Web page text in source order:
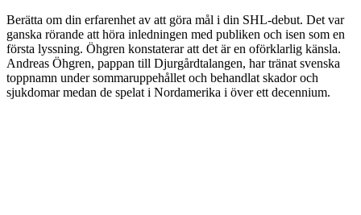
Berätta om din erfarenhet av att göra mål i din SHL-debut. Det var
ganska rörande att höra inledningen med publiken och isen som en
första lyssning. Öhgren konstaterar att det är en oförklarlig känsla.
Andreas Öhgren, pappan till Djurgårdtalangen, har tränat svenska
toppnamn under sommaruppehållet och behandlat skador och
sjukdomar medan de spelat i Nordamerika i över ett decennium.